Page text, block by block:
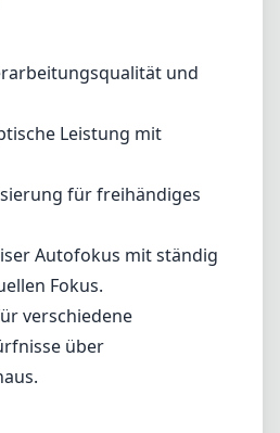
und
Leistung mit
für freihändiges
Autofokus mit ständig
Fokus.
verschiedene
über